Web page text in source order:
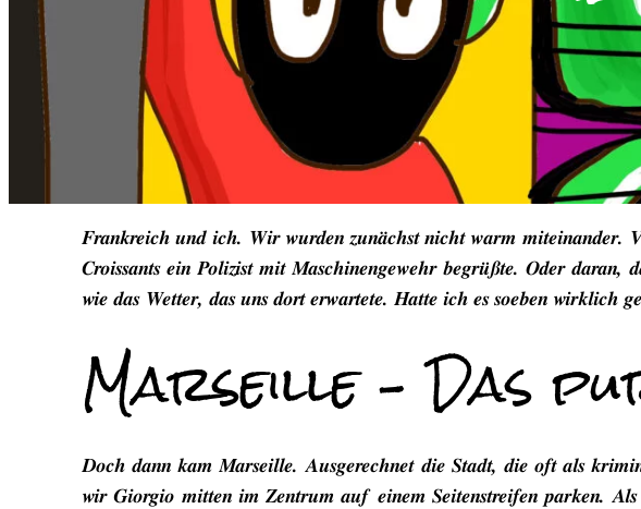
Frankreich und ich. Wir wurden zunächst nicht warm miteinander.
Croissants ein Polizist mit Maschinengewehr begrüßte. Oder daran,
wie das Wetter, das uns dort erwartete. Hatte ich es soeben wirklich
Marseille – Das
Doch dann kam Marseille. Ausgerechnet die Stadt, die oft als
wir Giorgio mitten im Zentrum auf einem Seitenstreifen parken.